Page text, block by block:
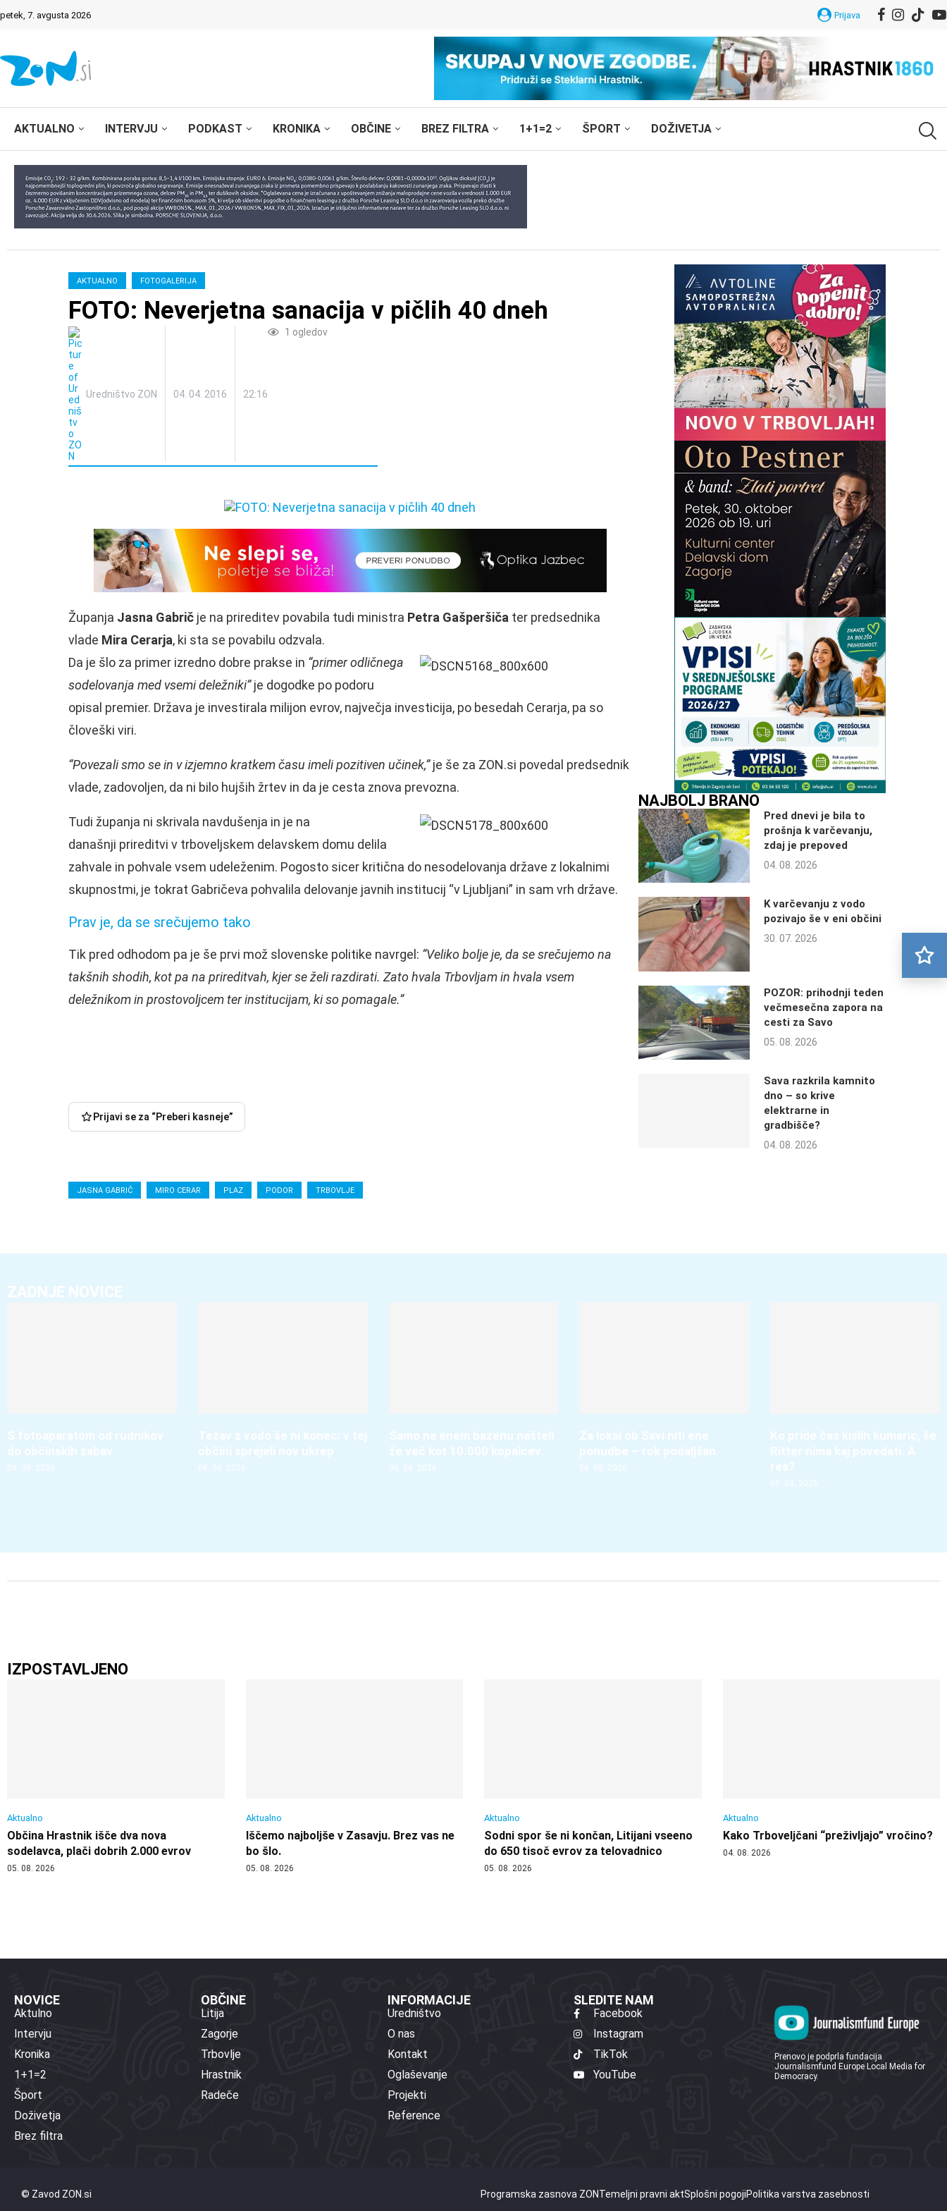
petek, 7. avgusta 2026 Prijava
AKTUALNO INTERVJU PODKAST KRONIKA OBČINE BREZ FILTRA 1+1=2 ŠPORT DOŽIVETJA
AKTUALNO FOTOGALERIJA
FOTO: Neverjetna sanacija v pičlih 40 dneh
Uredništvo ZON 04. 04. 2016 22:16
1 ogledov
Županja Jasna Gabrič je na prireditev povabila tudi ministra Petra Gašperšiča ter predsednika
vlade Mira Cerarja, ki sta se povabilu odzvala.
Da je šlo za primer izredno dobre prakse in “primer odličnega
sodelovanja med vsemi deležniki”je dogodke po podoru
opisal premier. Država je investirala milijon evrov, največja investicija, po besedah Cerarja, pa so
človeški viri.
“Povezali smo se in v izjemno kratkem času imeli pozitiven učinek,”je še za ZON.si povedal predsednik
vlade, zadovoljen, da ni bilo hujših žrtev in da je cesta znova prevozna.
Tudi županja ni skrivala navdušenja in je na
današnji prireditvi v trboveljskem delavskem domu delila
zahvale in pohvale vsem udeleženim. Pogosto sicer kritična do nesodelovanja države z lokalnimi
skupnostmi, je tokrat Gabričeva pohvalila delovanje javnih institucij “v Ljubljani” in sam vrh države.
Prav je, da se srečujemo tako
Tik pred odhodom pa je še prvi mož slovenske politike navrgel: “Veliko bolje je, da se srečujemo na
takšnih shodih, kot pa na prireditvah, kjer se želi razdirati. Zato hvala Trbovljam in hvala vsem
deležnikom in prostovoljcem ter institucijam, ki so pomagale.”
Prijavi se za “Preberi kasneje”
JASNA GABRIČ MIRO CERAR PLAZ PODOR TRBOVLJE
NAJBOLJ BRANO
Pred dnevi je bila to
prošnja k varčevanju,
zdaj je prepoved
04. 08. 2026
K varčevanju z vodo
pozivajo še v eni občini
30. 07. 2026
POZOR: prihodnji teden
večmesečna zapora na
cesti za Savo
05. 08. 2026
Sava razkrila kamnito
dno – so krive
elektrarne in
gradbišče?
04. 08. 2026
ZADNJE NOVICE
S fotoaparatom od rudnikov
do občinskih zabav
06. 08. 2026
Težav z vodo še ni konec: v tej
občini sprejeli nov ukrep
06. 08. 2026
Samo na enem bazenu našteli
že več kot 10.000 kopalcev
06. 08. 2026
Za lokal ob Savi niti ene
ponudbe – rok podaljšan
06. 08. 2026
Ko pride čas kislih kumaric, še
Ritter nima kaj povedati. A
res?
05. 08. 2026
IZPOSTAVLJENO
Aktualno
Občina Hrastnik išče dva nova
sodelavca, plači dobrih 2.000 evrov
05. 08. 2026
Aktualno
Iščemo najboljše v Zasavju. Brez vas ne
bo šlo.
05. 08. 2026
Aktualno
Sodni spor še ni končan, Litijani vseeno
do 650 tisoč evrov za telovadnico
05. 08. 2026
Aktualno
Kako Trboveljčani “preživljajo” vročino?
04. 08. 2026
NOVICE
Aktulno
Intervju
Kronika
1+1=2
Šport
Doživetja
Brez filtra
OBČINE
Litija
Zagorje
Trbovlje
Hrastnik
Radeče
INFORMACIJE
Uredništvo
O nas
Kontakt
Oglaševanje
Projekti
Reference
SLEDITE NAM
Facebook
Instagram
TikTok
YouTube
Prenovo je podprla fundacija
Journalismfund Europe Local Media for
Democracy.
© Zavod ZON.si Programska zasnova ZONTemeljni pravni aktSplošni pogojiPolitika varstva zasebnosti